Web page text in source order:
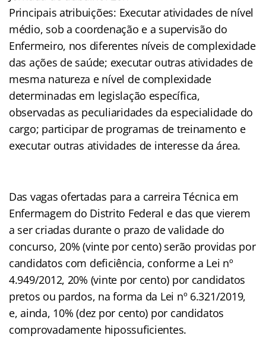
Principais atribuições: Executar atividades de nível
médio, sob a coordenação e a supervisão do
Enfermeiro, nos diferentes níveis de complexidade
das ações de saúde; executar outras atividades de
mesma natureza e nível de complexidade
determinadas em legislação específica,
observadas as peculiaridades da especialidade do
cargo; participar de programas de treinamento e
executar outras atividades de interesse da área.
Das vagas ofertadas para a carreira Técnica em
Enfermagem do Distrito Federal e das que vierem
a ser criadas durante o prazo de validade do
concurso, 20% (vinte por cento) serão providas por
candidatos com deficiência, conforme a Lei nº
4.949/2012, 20% (vinte por cento) por candidatos
pretos ou pardos, na forma da Lei nº 6.321/2019,
e, ainda, 10% (dez por cento) por candidatos
comprovadamente hipossuficientes.